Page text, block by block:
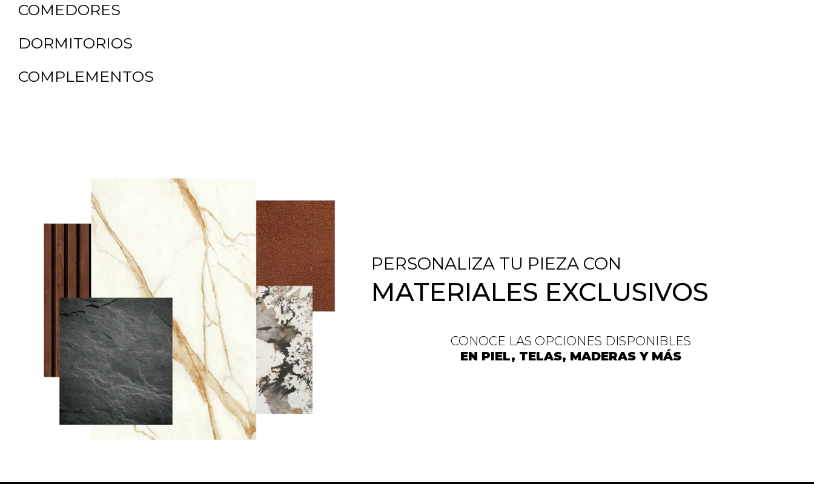
COMEDORES
DORMITORIOS
COMPLEMENTOS
PERSONALIZA TU PIEZA CON
MATERIALES EXCLUSIVOS
CONOCE LAS OPCIONES DISPONIBLES
EN PIEL, TELAS, MADERAS Y MÁS